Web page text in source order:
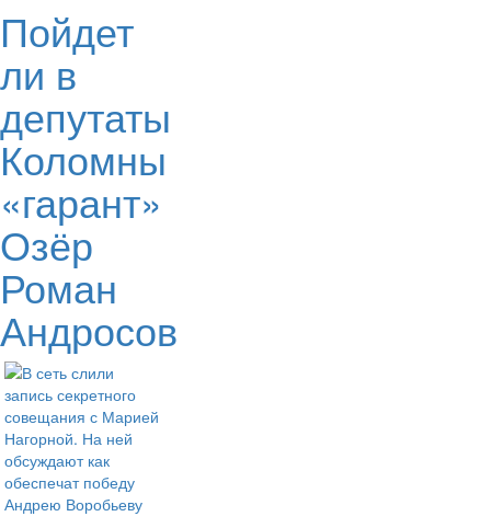
Пойдет
ли в
депутаты
Коломны
«гарант»
Озёр
Роман
Андросов